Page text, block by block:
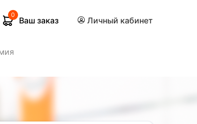
0
Ваш заказ Личный кабинет